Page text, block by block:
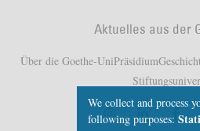
Aktuelles aus der
Über die Goethe-UniPräsidium
We collect and process
following purposes: